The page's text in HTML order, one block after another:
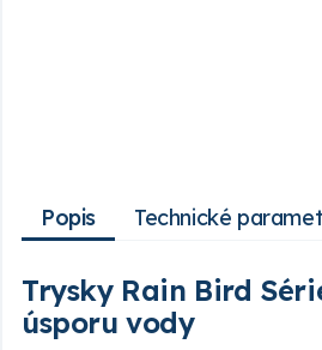
Popis
Trysky Rain Bird
úsporu vody
Technické